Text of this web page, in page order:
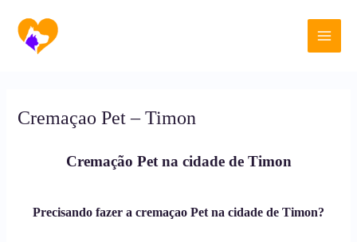
para
conteúdo
Main
Cremaçao Pet – Timon
Cremação Pet na cidade de Timon
Precisando fazer a cremaçao Pet na cidade de Timon?